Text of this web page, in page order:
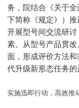
务，院结合《关于
下简称《规定》）
开展型号间交流研
素。从型号产品贯
面，形成评价方法
代升级新形态任务的
实施迅即行动，高效推